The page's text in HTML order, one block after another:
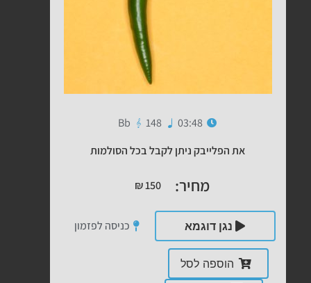
03:48
148
Bb
את הפלייבק ניתן לקבל בכל הסולמות
מחיר: ₪150
נגן דוגמא כניסה לפזמון
הוספה לסל